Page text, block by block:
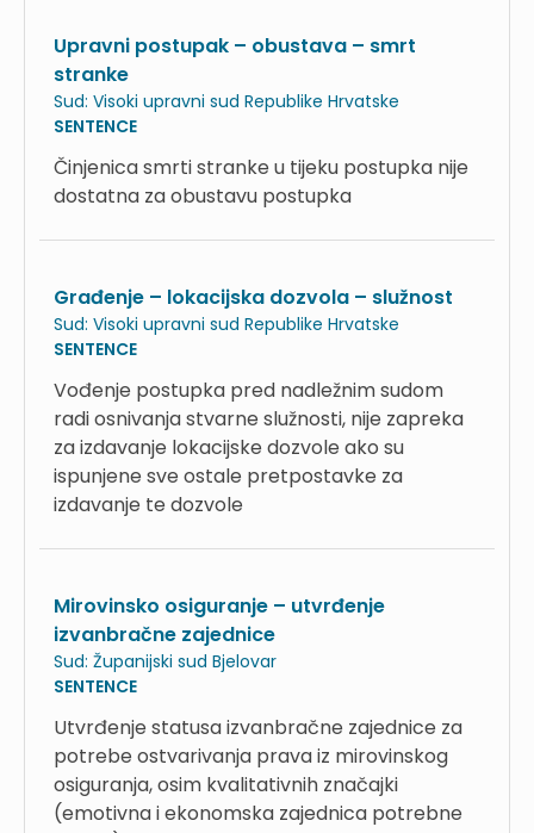
Upravni postupak – obustava – smrt
stranke
Sud: Visoki upravni sud Republike Hrvatske
SENTENCE
Činjenica smrti stranke u tijeku postupka nije
dostatna za obustavu postupka
Građenje – lokacijska dozvola – služnost
Sud: Visoki upravni sud Republike Hrvatske
SENTENCE
Vođenje postupka pred nadležnim sudom
radi osnivanja stvarne služnosti, nije zapreka
za izdavanje lokacijske dozvole ako su
ispunjene sve ostale pretpostavke za
izdavanje te dozvole
Mirovinsko osiguranje – utvrđenje
izvanbračne zajednice
Sud: Županijski sud Bjelovar
SENTENCE
Utvrđenje statusa izvanbračne zajednice za
potrebe ostvarivanja prava iz mirovinskog
osiguranja, osim kvalitativnih značajki
(emotivna i ekonomska zajednica potrebne